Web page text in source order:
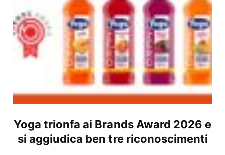
Yoga trionfa ai Brands Award 2026 e
si aggiudica ben tre riconoscimenti